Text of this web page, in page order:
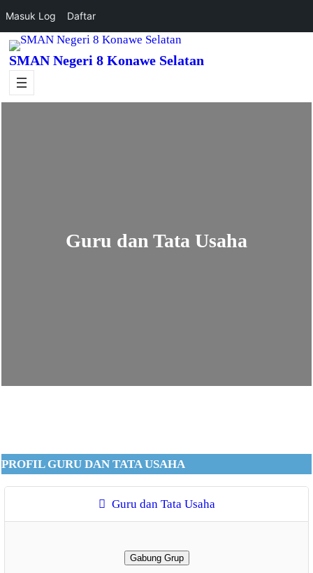
Masuk Log Daftar
Lewati
ke
konten
SMAN Negeri 8 Konawe Selatan
Guru dan Tata Usaha
PROFIL GURU DAN TATA USAHA
Guru dan Tata Usaha
Gabung Grup